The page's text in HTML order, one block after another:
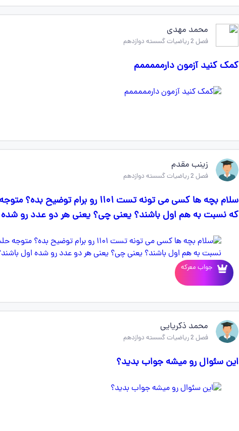
محمد مهدی
فصل 2 ریاضیات گسسته دوازدهم
کمک کنید آزمون دارمممممم
زینب مقدم
فصل 2 ریاضیات گسسته دوازدهم
سلام بچه ها کسی می تونه تست ۱۱۰۱ رو
که نسبت به هم اول باشند؟ یعنی چی؟ یعنی هر دو عدد رو شده
جواب معرکه
محمد ذکریایی
فصل 2 ریاضیات گسسته دوازدهم
این سئوال رو میشه جواب بدید؟